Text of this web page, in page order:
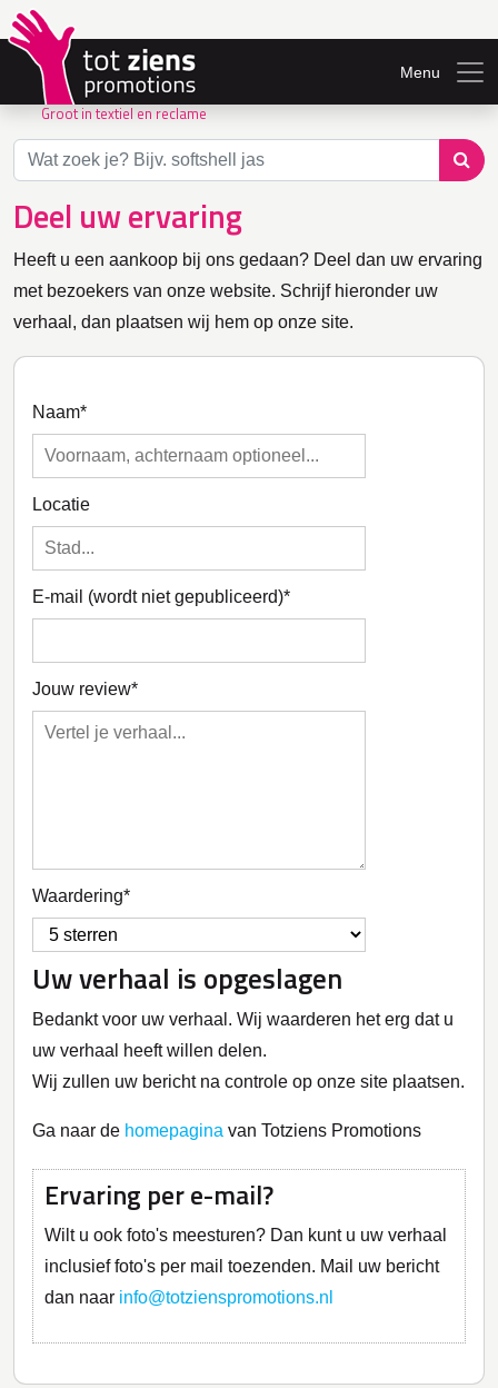
Groot in textiel en reclame
Menu
Deel uw ervaring
Heeft u een aankoop bij ons gedaan? Deel dan uw ervaring
met bezoekers van onze website. Schrijf hieronder uw
verhaal, dan plaatsen wij hem op onze site.
Naam
Locatie
E-mail (wordt niet gepubliceerd)
Jouw review
Waardering
Uw verhaal is opgeslagen
Bedankt voor uw verhaal. Wij waarderen het erg dat u
uw verhaal heeft willen delen.
Wij zullen uw bericht na controle op onze site plaatsen.
Ga naar de homepagina van Totziens Promotions
Ervaring per e-mail?
Wilt u ook foto's meesturen? Dan kunt u uw verhaal
inclusief foto's per mail toezenden. Mail uw bericht
dan naar info@totzienspromotions.nl